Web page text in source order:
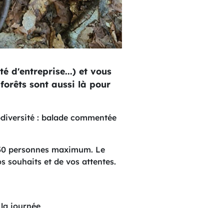
d'entreprise...) et vous
sont aussi là pour
: balade commentée
personnes maximum. Le
souhaits et de vos attentes.